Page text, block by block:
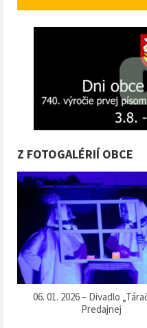
Z FOTOGALÉRIÍ OBCE
06. 01. 2026 – Divadlo
Predajnej